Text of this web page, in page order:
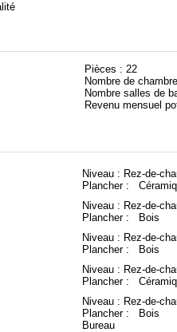
Pièces : 22
Nombre de
Nombre salles de
Revenu mensuel
Niveau : Rez-de-
Plancher :
Niveau : Rez-de-
Plancher : Bois
Niveau : Rez-de-
Plancher : Bois
Niveau : Rez-de-
Plancher :
Niveau : Rez-de-
Plancher : Bois
Bureau